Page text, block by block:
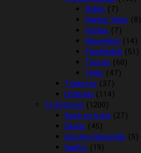
Bidløs (7)
Hjælpe Tøjler (8)
Kandar (7)
Næsebånd (14)
Pandebånd (51)
Trenser (60)
Tøjler (47)
Træktove (37)
Underlag (114)
Til Rytteren (1200)
Back on track (27)
Bluser (45)
Brocher/slipsenåle (5)
Bælter (19)